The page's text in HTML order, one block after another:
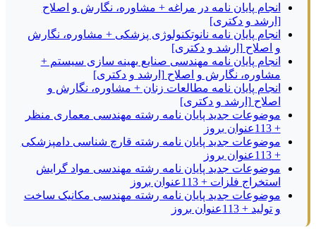
انجام پایان نامه در مراغه + مشاوره، نگارش و اصلاح
[ارشد و دکتری]
انجام پایان نامه نانوتکنولوژی پزشکی + مشاوره، نگارش
و اصلاح [ارشد و دکتری]
انجام پایان نامه مهندسی صنایع بهینه سازی سیستم +
مشاوره، نگارش و اصلاح [ارشد و دکتری]
انجام پایان نامه مطالعات زنان + مشاوره، نگارش و
اصلاح [ارشد و دکتری]
موضوعات جدید پایان نامه رشته مهندسی معماری منظر
+ 113عنوان بروز
موضوعات جدید پایان نامه رشته قارچ شناسی دامپزشکی
+ 113عنوان بروز
موضوعات جدید پایان نامه رشته مهندسی مواد گرایش
استخراج فلزات + 113عنوان بروز
موضوعات جدید پایان نامه رشته مهندسی مکانیک ساخت
و تولید + 113عنوان بروز